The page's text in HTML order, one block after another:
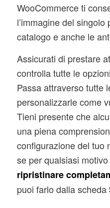
WooCommerce ti
l’immagine del
catalogo e anche le
Assicurati di prestare
controlla tutte le
Passa attraverso tutte
personalizzarle come
Tieni presente che
una piena
configurazione del tuo
se per qualsiasi
ripristinare
puoi farlo dalla scheda